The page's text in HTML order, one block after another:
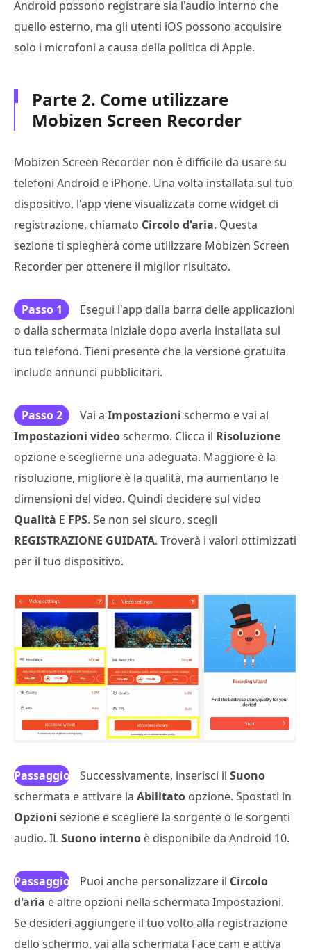
Android possono registrare sia l'audio interno che
quello esterno, ma gli utenti iOS possono acquisire
solo i microfoni a causa della politica di Apple.
Parte 2. Come utilizzare
Mobizen Screen Recorder
Mobizen Screen Recorder non è difficile da usare su
telefoni Android e iPhone. Una volta installata sul tuo
dispositivo, l'app viene visualizzata come widget di
registrazione, chiamato Circolo d'aria. Questa
sezione ti spiegherà come utilizzare Mobizen Screen
Recorder per ottenere il miglior risultato.
Passo 1
Esegui l'app dalla barra delle applicazioni
o dalla schermata iniziale dopo averla installata sul
tuo telefono. Tieni presente che la versione gratuita
include annunci pubblicitari.
Passo 2 Vai a Impostazioni schermo e vai al
Impostazioni videoschermo. Clicca il Risoluzione
opzione e sceglierne una adeguata. Maggiore è la
risoluzione, migliore è la qualità, ma aumentano le
dimensioni del video. Quindi decidere sul video
Qualità E FPS. Se non sei sicuro, scegli
REGISTRAZIONE GUIDATA. Troverà i valori ottimizzati
per il tuo dispositivo.
Passaggio
3
Successivamente, inserisci il Suono
schermata e attivare la Abilitato opzione. Spostati in
Opzioni sezione e scegliere la sorgente o le sorgenti
audio. ILSuono interno è disponibile da Android 10.
Passaggio
4
Puoi anche personalizzare il Circolo
d'aria e altre opzioni nella schermata Impostazioni.
Se desideri aggiungere il tuo volto alla registrazione
dello schermo, vai alla schermata Face cam e attiva